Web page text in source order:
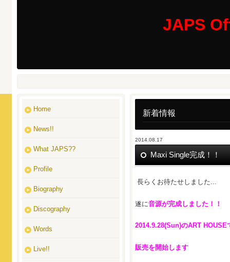
JAPS
新着情報
2014.08.17
Maxi Single完成！！
長らくお待たせしました...
遂に音源が完成しました！！
2014.9.28(Sun)のART HOUSE
販売を開始します
Home
News!!
What JAPS??
Profile
Biography
Discography
Words
Live!!